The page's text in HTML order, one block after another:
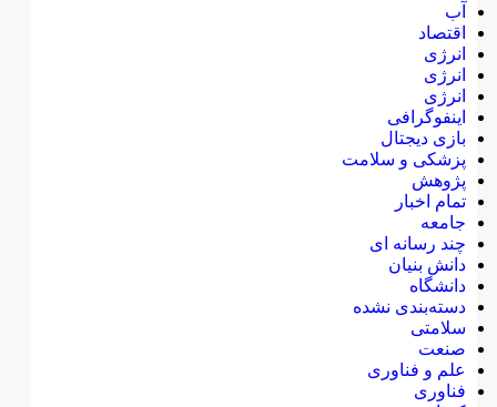
آب
اقتصاد
انرژی
انرژی
انرژی
اینفوگرافی
بازی دیجتال
پزشکی و سلامت
پژوهش
تمام اخبار
جامعه
چند رسانه ای
دانش بنیان
دانشگاه
دسته‌بندی نشده
سلامتی
صنعت
علم و فناوری
فناوری